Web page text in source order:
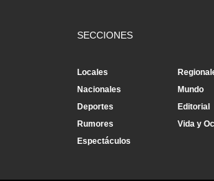
SECCIONES
Locales
Nacionales
Mundo
Deportes
Editorial
Rumores
Vida y
Espectáculos